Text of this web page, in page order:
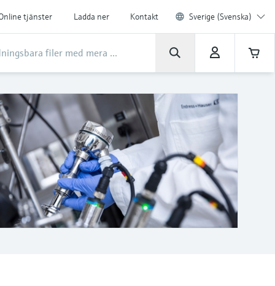
tjänster Ladda ner Kontakt Sverige (Svenska)